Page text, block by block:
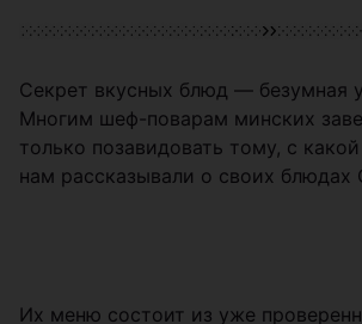
Секрет вкусных блюд — безумная
Многим шеф-поварам минских
только позавидовать тому, с
нам рассказывали о своих
Их меню состоит из уже